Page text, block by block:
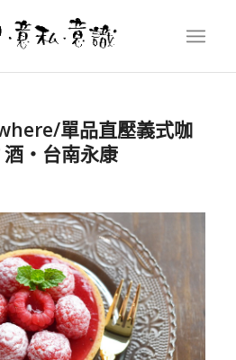
單品直壓義式咖
酒‧台南永康